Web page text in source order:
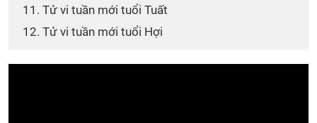
11. Tử vi tuần mới tuổi Tuất
12. Tử vi tuần mới tuổi Hợi